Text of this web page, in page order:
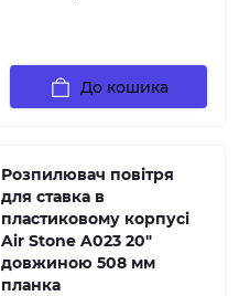
До кошика
Розпилювач повітря
для ставка в
пластиковому корпусі
Air Stone A023 20"
довжиною 508 мм
планка